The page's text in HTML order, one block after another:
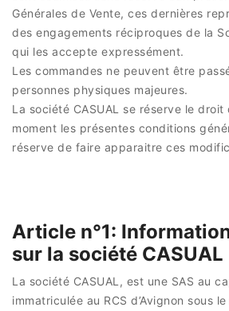
Générales de Vente, ces dernières
des engagements réciproques de la
qui les accepte expressément.
Les commandes ne peuvent être
personnes physiques majeures.
La société CASUAL se réserve le
moment les présentes conditions
réserve de faire apparaitre ces
Article n°1:
sur la société CASUAL
La société CASUAL, est une SAS au
immatriculée au RCS d’Avignon sous